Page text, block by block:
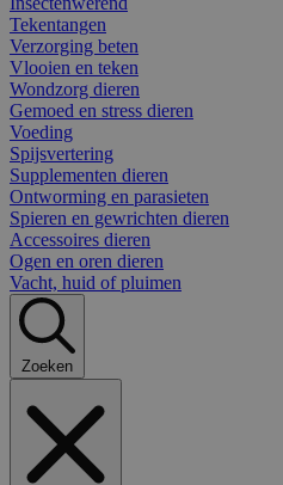
Tekentangen
Verzorging beten
Vlooien en teken
Wondzorg dieren
Gemoed en stress dieren
Voeding
Spijsvertering
Supplementen dieren
Ontworming en parasieten
Spieren en gewrichten dieren
Accessoires dieren
Ogen en oren dieren
Vacht, huid of pluimen
Zoeken